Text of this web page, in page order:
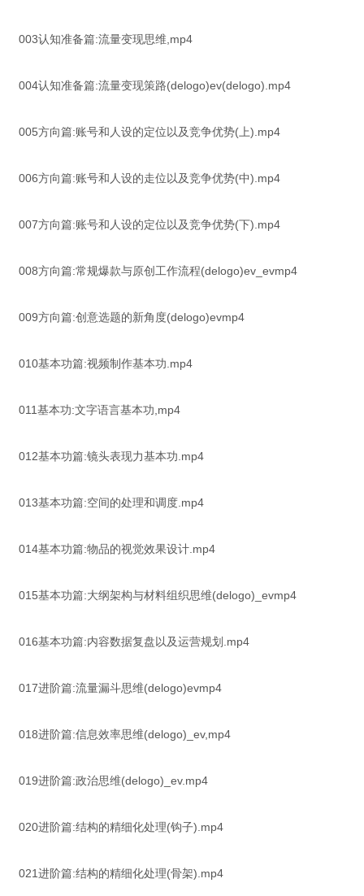
003认知准备篇:流量变现思维,mp4
004认知准备篇:流量变现策路(delogo)ev(delogo).mp4
005方向篇:账号和人设的定位以及竞争优势(上).mp4
006方向篇:账号和人设的走位以及竞争优势(中).mp4
007方向篇:账号和人设的定位以及竞争优势(下).mp4
008方向篇:常规爆款与原创工作流程(delogo)ev_evmp4
009方向篇:创意选题的新角度(delogo)evmp4
010基本功篇:视频制作基本功.mp4
011基本功:文字语言基本功,mp4
012基本功篇:镜头表现力基本功.mp4
013基本功篇:空间的处理和调度.mp4
014基本功篇:物品的视觉效果设计.mp4
015基本功篇:大纲架构与材料组织思维(delogo)_evmp4
016基本功篇:内容数据复盘以及运营规划.mp4
017进阶篇:流量漏斗思维(delogo)evmp4
018进阶篇:信息效率思维(delogo)_ev,mp4
019进阶篇:政治思维(delogo)_ev.mp4
020进阶篇:结构的精细化处理(钩子).mp4
021进阶篇:结构的精细化处理(骨架).mp4